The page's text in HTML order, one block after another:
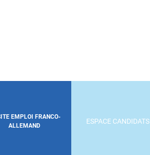
EMPLOI FRANCO-
ALLEMAND
ESPACE CANDIDATS